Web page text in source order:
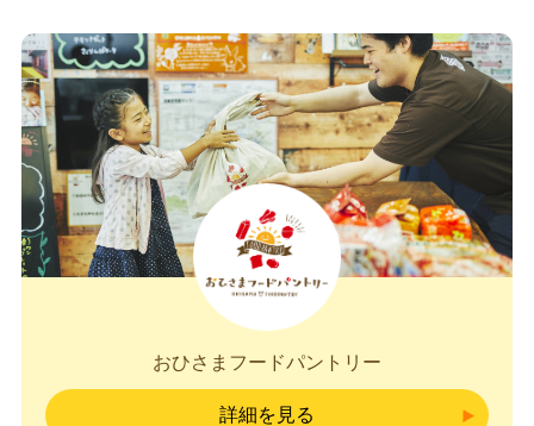
おひさまフードパントリー
詳細を見る